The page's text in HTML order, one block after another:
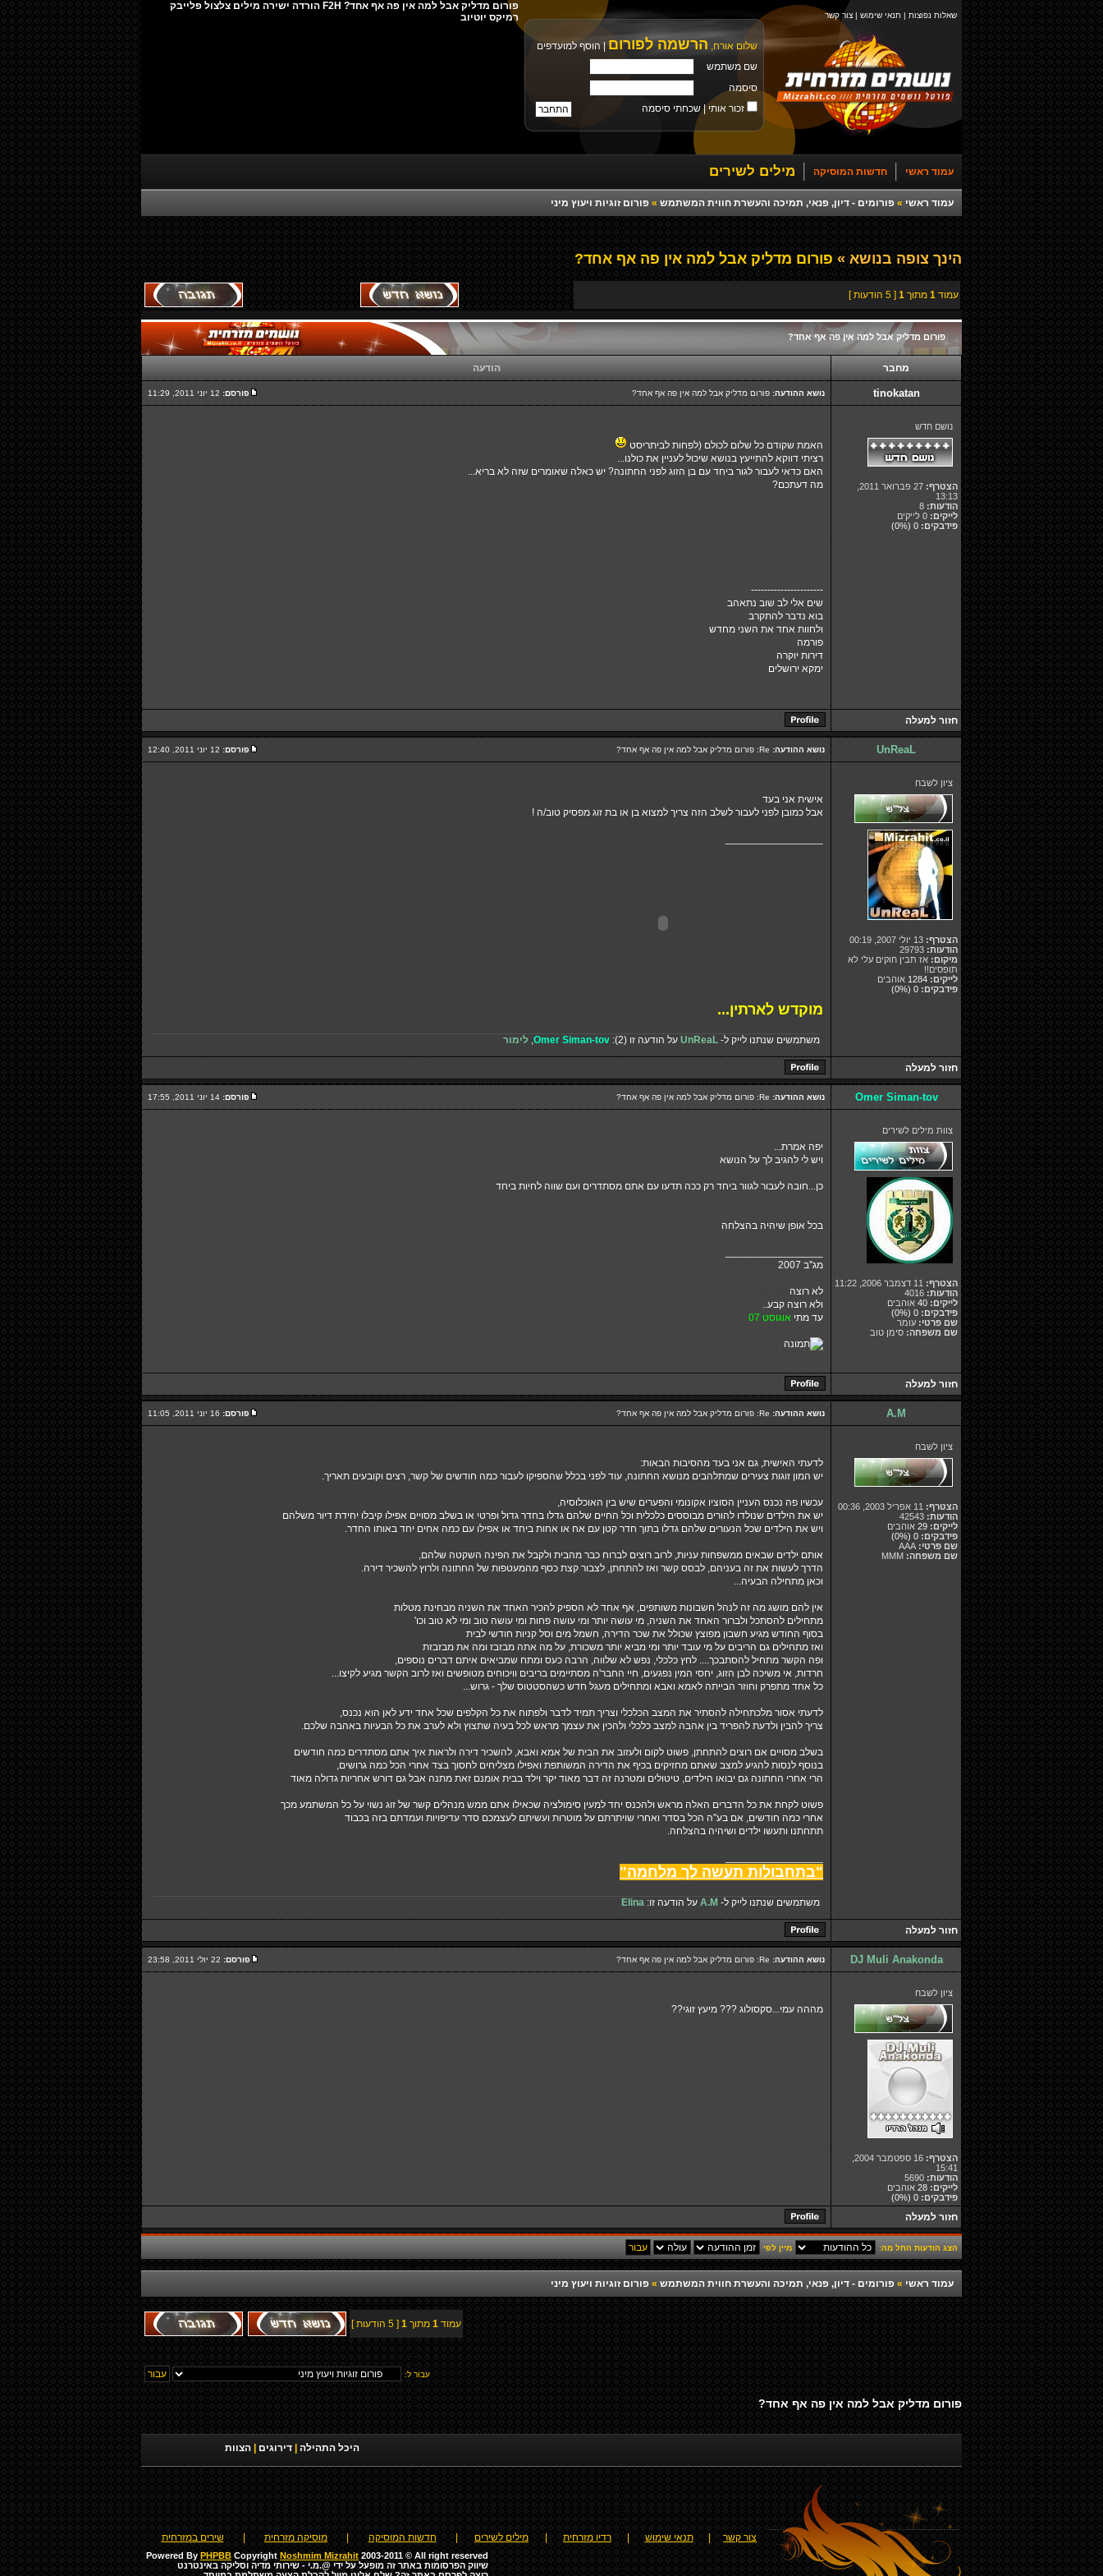
שאלות נפוצות | תנאי שימוש | צור קשר
שלום אורח, הרשמה לפורום
הוסף למועדפים
שם משתמש
סיסמה
זכור אותי |שכחתי סיסמה
פורום מדליק אבל למה אין פה אף אחד? F2H הורדה ישירה מילים צלצול פלייבק
רמיקס יוטיוב
עמוד ראשי חדשות המוסיקה מילים לשירים
עמוד ראשי » פורומים - דיון, פנאי, תמיכה והעשרת חווית המשתמש » פורום זוגיות ויעוץ מיני
הינך צופה בנושא » פורום מדליק אבל למה אין פה אף אחד?
עמוד 1 מתוך 1 [ 5 הודעות ]
פורום מדליק אבל למה אין פה אף אחד?
מחבר הודעה
tinokatan נושא ההודעה: פורום מדליק אבל למה אין פה אף אחד? פורסם:
נושם חדש
הצטרף:
13:13
הודעות:
לייקים:
פידבקים: 0
(0%)
האמת שקודם כל שלום לכולם (לפחות לביתריסט
רציתי דווקא להתייעץ בנושא שיכול לעניין את כולנו...
האם כדאי לעבור לגור ביחד עם בן הזוג לפני החתונה? יש כאלה שאומרים שזה לא בריא...
מה דעתכם?
----------------------
שים אלי לב שוב נתאהב
בוא נדבר להתקרב
ולחוות אחד את השני מחדש
פורמה
דירות יוקרה
ימקא ירושלים
חזור למעלה
UnReaL נושא ההודעה: פורסם:
ציון לשבח
הצטרף:
הודעות:
מיקום: אז תבין חוקים עלי לא
תופסים!!
לייקים: 1284 אוהבים
פידבקים: 0
(0%)
אישית אני בעד
אבל כמובן לפני לעבור לשלב הזה צריך למצוא בן או בת זוג מפסיק טוב/ה !
מוקדש לארתין...
משתמשים שנתנו לייק ל- UnReaL על הודעה זו (2): Omer Siman-tov
, לימור
חזור למעלה
Omer Siman-tov נושא ההודעה: פורסם:
צוות מילים לשירים
הצטרף:
הודעות:
לייקים: 40 אוהבים
פידבקים: 0
(0%)
שם פרטי: עומר
שם משפחה: סימן טוב
יפה אמרת...
ויש לי להגיב לך על הנושא
כן...חובה לעבור לגוור ביחד רק ככה תדעו עם אתם מסתדרים ועם שווה לחיות ביחד
בכל אופן שיהיה בהצלחה
מג''ב 2007
לא רוצה
ולא רוצה קבע..
עד מתי אוגוסט 07
חזור למעלה
A.M נושא ההודעה: פורסם:
ציון לשבח
הצטרף:
הודעות:
לייקים: 29 אוהבים
פידבקים: 0
(0%)
שם פרטי:
שם משפחה:
לדעתי האישית, גם אני בעד מהסיבות הבאות:
יש המון זוגות צעירים שמתלהבים מנושא החתונה, עוד לפני בכלל שהספיקו לעבור כמה חודשים של קשר, רצים וקובעים תאריך.
עכשיו פה נכנס העניין הסוציו אקונומי והפערים שיש בין האוכלוסיה,
יש את הילדים שנולדו להורים מבוססים כלכלית וכל החיים שלהם גדלו בחדר גדול ופרטי או בשלב מסויים אפילו קיבלו יחידת דיור משלהם
ויש את הילדים שכל הנעורים שלהם גדלו בתוך חדר קטן עם אח או אחות ביחד או אפילו עם כמה אחים יחד באותו החדר.
אותם ילדים שבאים ממשפחות עניות, לרוב רוצים לברוח כבר מהבית ולקבל את הפינה השקטה שלהם,
הדרך לעשות את זה בעניהם, לבסס קשר ואז להתחתן, לצבור קצת כסף מהמעטפות של החתונה ולרוץ להשכיר דירה.
וכאן מתחילה הבעיה...
אין להם מושג מה זה לנהל חשבונות משותפים, אף אחד לא הספיק להכיר האחד את השניה מבחינת מטלות
מתחילים להסתכל ולברור האחד את השניה, מי עושה יותר ומי עושה פחות ומי עושה טוב ומי לא טוב וכו'
בסוף החודש מגיע חשבון מפוצץ שכולל את שכר הדירה, חשמל מים וסל קניות חודשי לבית
ואז מתחילים גם הריבים על מי עובד יותר ומי מביא יותר משכורת, על מה אתה מבזבז ומה את מבזבזת
ופה הקשר מתחיל להסתבכך.... לחץ כלכלי, נפש לא שלווה, הרבה כעס ומתח שמביאים איתם דברים נוספים,
חרדות, אי משיכה לבן הזוג, יחסי המין נפגעים, חיי החבר'ה מסתיימים בריבים וויכוחים מטופשים ואז לרוב הקשר מגיע לקיצו...
כל אחד מתפרק וחוזר הבייתה לאמא ואבא ומתחילים מעגל חדש כשהסטטוס שלך - גרוש...
לדעתי אסור מלכתחילה להסתיר את המצב הכלכלי וצריך תמיד לדבר ולפתוח את כל הקלפים שכל אחד ידע לאן הוא נכנס,
צריך להבין ולדעת להפריד בין אהבה למצב כלכלי ולהכין את עצמך מראש לכל בעיה שתצוץ ולא לערב את כל הבעיות באהבה שלכם.
בשלב מסויים אם רוצים להתחתן, פשוט לקום ולעזוב את הבית של אמא ואבא, להשכיר דירה ולראות איך אתם מסתדרים כמה חודשים
בנוסף לנסות להגיע למצב שאתם מחזיקים בכיף את הדירה המשותפת ואפילו מצליחים לחסוך בצד אחרי הכל כמה גרושים,
הרי אחרי החתונה גם יבואו הילדים, טיטולים ומטרנה זה דבר מאוד יקר וילד בבית אומנם זאת מתנה אבל גם דורש אחריות גדולה מאוד
פשוט לקחת את כל הדברים האלה מראש ולהכנס יחד למעין סימולציה שכאילו אתם ממש מנהלים קשר של זוג נשוי על כל המשתמע מכך
אחרי כמה חודשים, אם בע"ה הכל בסדר ואחרי שויתרתם על מוטרות ועשיתם לעצמכם סדר עדיפויות ועמדתם בזה בכבוד
תתחתנו ותעשו ילדים ושיהיה בהצלחה.
"בתחבולות תעשה לך מלחמה"
משתמשים שנתנו לייק ל- A.M על הודעה זו: Elina
חזור למעלה
DJ Muli Anakonda נושא ההודעה: פורסם:
ציון לשבח
הצטרף:
15:41
הודעות:
לייקים: 28 אוהבים
פידבקים: 0
(0%)
מההה עמי...סקסולוג ??? מיעץ זוגי??
חזור למעלה
הצג הודעות החל מה: מיין לפי
עמוד ראשי » פורומים - דיון, פנאי, תמיכה והעשרת חווית המשתמש » פורום זוגיות ויעוץ מיני
עמוד 1 מתוך 1 [ 5 הודעות ]
עבור ל:
פורום מדליק אבל למה אין פה אף אחד?
היכל התהילה דירוגים הצוות
צור קשר תנאי שימוש רדיו מזרחית מילים לשירים חדשות המוסיקה מוסיקה מזרחית שירים במזרחית
Powered By PHPBB Copyright Noshmim Mizrahit 2003-2011 © All right reserved
שיווק הפרסומות באתר זה מופעל על ידי @.מ.י - שירותי מדיה וסליקה באינטרנט